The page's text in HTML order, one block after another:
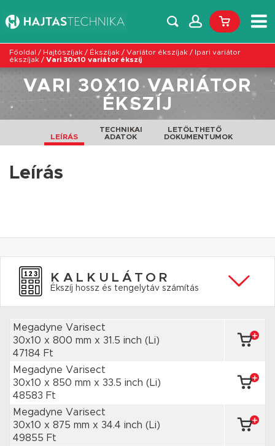
Főoldal / Hajtószíjak / Ékszíjak / Variátor ékszíjak / Ipari variátor
ékszíjak / Vari 30x10 variátor ékszíj
VARI 30X10 VARIÁTOR
ÉKSZÍJ
LEÍRÁS
TECHNIKAI
ADATOK
LETÖLTHETŐ
DOKUMENTUMOK
Leírás
KALKULÁTOR
Ékszíj hossz és tengelytáv számítás
Megadyne Varisect
30x10 x 800 mm x 31.5 inch (Li)
47184 Ft
Megadyne Varisect
30x10 x 850 mm x 33.5 inch (Li)
48583 Ft
Megadyne Varisect
30x10 x 875 mm x 34.4 inch (Li)
49855 Ft